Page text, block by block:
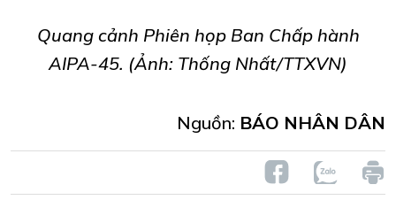
Quang cảnh Phiên họp Ban Chấp hành
AIPA-45. (Ảnh: Thống Nhất/TTXVN)
Nguồn: BÁO NHÂN DÂN